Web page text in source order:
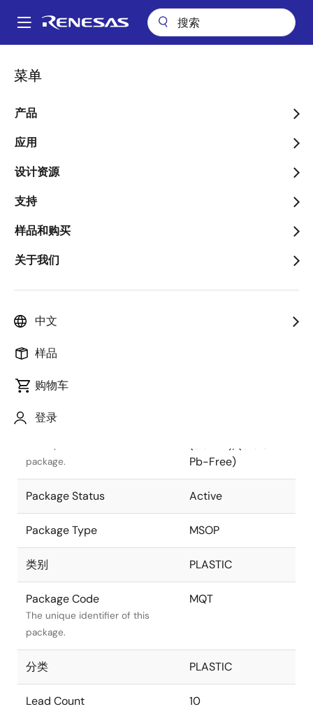
到
Main
菜单
产品
应用
设计资源
支持
样品和购买
关于我们
中文
样品
购物车
登录
面
包
屑
Name used to describe Renesas
Package code maintained as
part of the Renesas and Intersil
merger.
Package Description
package.
Pb-Free)
Package Status Active
Package Type MSOP
类别 PLASTIC
Package Code
The unique identifier of this
package.
MQT
分类 PLASTIC
Lead Count 10